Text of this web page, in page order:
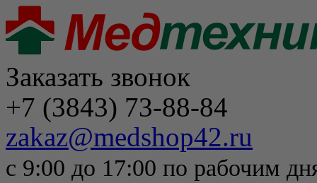
Заказать звонок
+7 (3843) 73-88-84
zakaz@medshop42.ru
с 9:00 до 17:00 по рабочим